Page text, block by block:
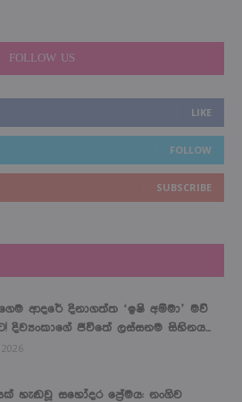
FOLLOW US
LIKE
FOLLOW
SUBSCRIBE
ආදරේ දිනාගත්ත ‘ඉෂි අම්මා’ මව්
දිව්‍යංකාගේ ජීවිතේ ලස්සනම සිහිනය...
හැඬවූ සහෝදර ප්‍රේමය: නංගිව